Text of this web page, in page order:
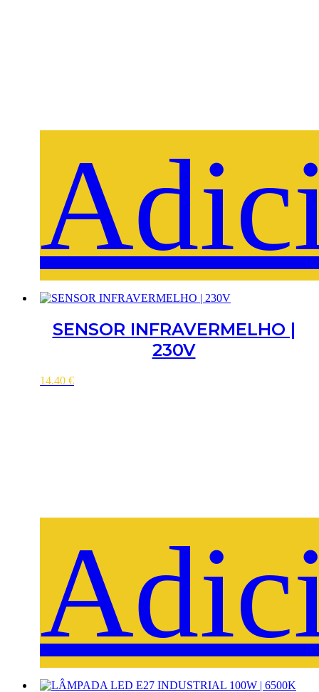
SENSOR INFRAVERMELHO |
230V
14.40 €